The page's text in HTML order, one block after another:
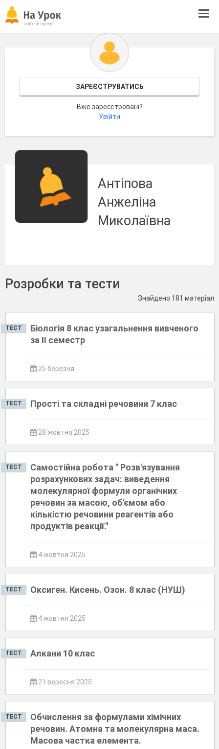
ЗАРЕЄСТРУВАТИСЬ
Вже зареєстровані?
Увійти
Антіпова
Анжеліна
Миколаївна
Розробки та тести
Знайдено 181 матеріал
ТЕСТ
Біологія 8 клас узагальнення вивченого
за ІІ семестр
25 березня
ТЕСТ Прості та складні речовини 7 клас
28 жовтня 2025
ТЕСТ
Самостійна робота " Розв'язування
розрахункових задач: виведення
молекулярної формули органічних
речовин за масою, об'ємом або
кількістю речовини реагентів або
продуктів реакції."
4 жовтня 2025
ТЕСТ Оксиген. Кисень. Озон. 8 клас (НУШ)
4 жовтня 2025
ТЕСТ Алкани 10 клас
21 вересня 2025
ТЕСТ
Обчислення за формулами хімічних
речовин. Атомна та молекулярна маса.
Масова частка елемента.